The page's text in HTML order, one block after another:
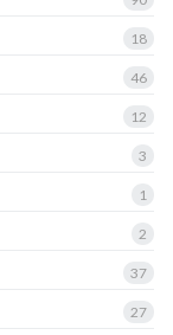
18
46
12
3
1
2
37
27